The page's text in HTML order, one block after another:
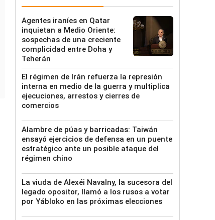
Agentes iraníes en Qatar
inquietan a Medio Oriente:
sospechas de una creciente
complicidad entre Doha y
Teherán
El régimen de Irán refuerza la represión
interna en medio de la guerra y multiplica
ejecuciones, arrestos y cierres de
comercios
Alambre de púas y barricadas: Taiwán
ensayó ejercicios de defensa en un puente
estratégico ante un posible ataque del
régimen chino
La viuda de Alexéi Navalny, la sucesora del
legado opositor, llamó a los rusos a votar
por Yábloko en las próximas elecciones